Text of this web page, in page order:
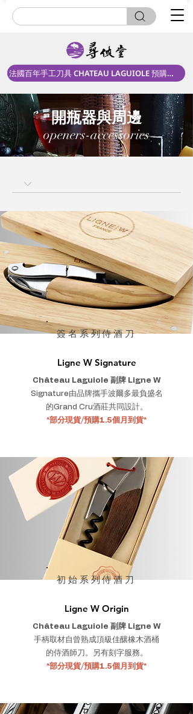
法國百年手工刀具 CHATEAU LAGUIOLE 預購中！
開瓶器與周邊
openers-accessories
簽名系列侍酒刀
Ligne W Signature
Château Laguiole 副牌 Ligne W
Signature由品牌攜手波爾多最負盛名
的Grand Cru酒莊共同設計。
*部分現貨/預購1.5個月到貨*
初始系列侍酒刀
Ligne W Origin
Château Laguiole 副牌 Ligne W
手柄取材自曾熟成頂級佳釀橡木酒桶
的侍酒師刀。另有刻字服務。
*部分現貨/預購1.5個月到貨*